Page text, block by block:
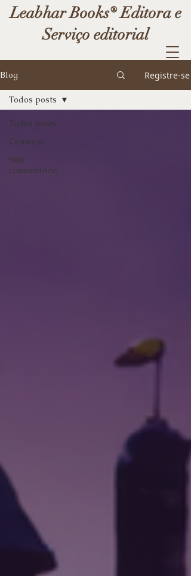
Leabhar Books® Editora e
Serviço editorial
Blog Registre-se
Todos posts
Começar
Sua
comunidade
Todos posts